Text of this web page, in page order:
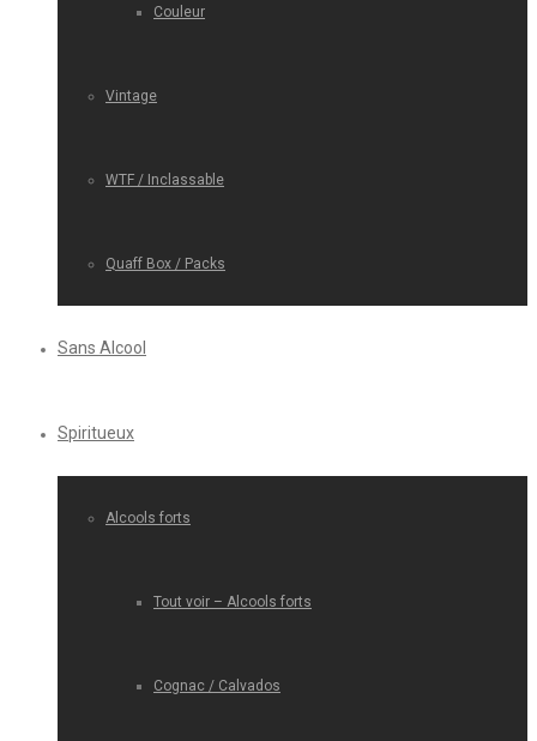
Couleur
Vintage
WTF / Inclassable
Quaff Box / Packs
Sans Alcool
Spiritueux
Alcools forts
Tout voir – Alcools forts
Cognac / Calvados